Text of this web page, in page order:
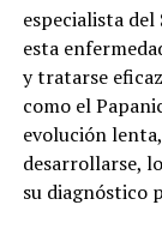
especialista del
esta
y tratarse
como el
evolución
desarrollarse,
su diagnóstico